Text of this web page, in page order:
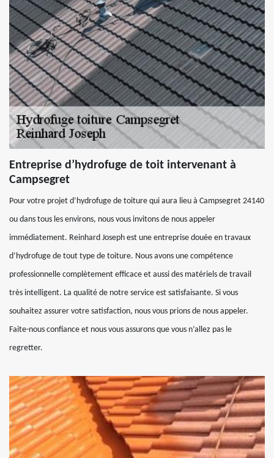
Entreprise d’hydrofuge de toit intervenant à
Campsegret
Pour votre projet d’hydrofuge de toiture qui aura lieu à Campsegret 24140
ou dans tous les environs, nous vous invitons de nous appeler
immédiatement. Reinhard Joseph est une entreprise douée en travaux
d’hydrofuge de tout type de toiture. Nous avons une compétence
professionnelle complètement efficace et aussi des matériels de travail
très intelligent. La qualité de notre service est satisfaisante. Si vous
souhaitez assurer votre satisfaction, nous vous prions de nous appeler.
Faite-nous confiance et nous vous assurons que vous n’allez pas le
regretter.